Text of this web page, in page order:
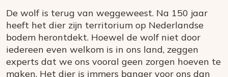
De wolf is terug van weggeweest. Na 150 jaar
heeft het dier zijn territorium op Nederlandse
bodem herontdekt. Hoewel de wolf niet door
iedereen even welkom is in ons land, zeggen
experts dat we ons vooral geen zorgen hoeven te
maken. Het dier is immers banger voor ons dan